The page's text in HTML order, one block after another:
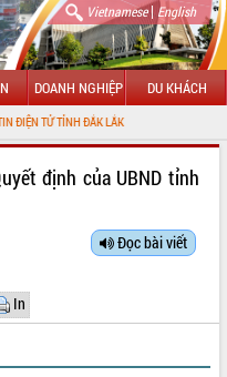
Vietnamese| English
DOANH NGHIỆP DU KHÁCH
TỬ TỈNH ĐẮK LẮK
định của UBND tỉnh
Đọc bài viết
In